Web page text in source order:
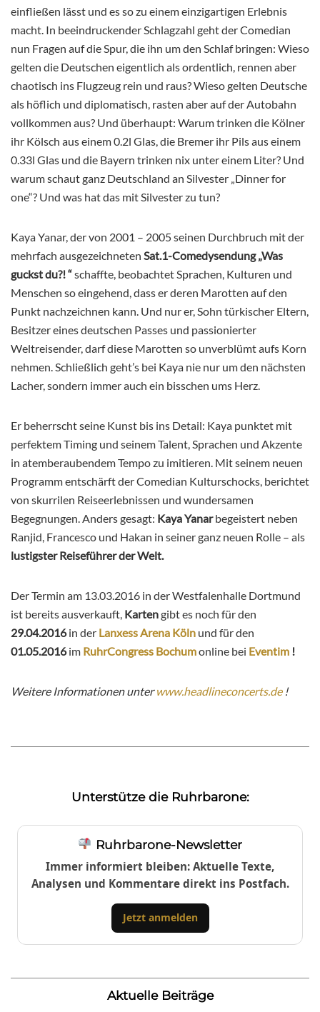
einfließen lässt und es so zu einem einzigartigen Erlebnis
macht. In beeindruckender Schlagzahl geht der Comedian
nun Fragen auf die Spur, die ihn um den Schlaf bringen: Wieso
gelten die Deutschen eigentlich als ordentlich, rennen aber
chaotisch ins Flugzeug rein und raus? Wieso gelten Deutsche
als höflich und diplomatisch, rasten aber auf der Autobahn
vollkommen aus? Und überhaupt: Warum trinken die Kölner
ihr Kölsch aus einem 0.2l Glas, die Bremer ihr Pils aus einem
0.33l Glas und die Bayern trinken nix unter einem Liter? Und
warum schaut ganz Deutschland an Silvester „Dinner for
one“? Und was hat das mit Silvester zu tun?
Kaya Yanar, der von 2001 – 2005 seinen Durchbruch mit der
mehrfach ausgezeichneten Sat.1-Comedysendung „Was
guckst du?! “schaffte, beobachtet Sprachen, Kulturen und
Menschen so eingehend, dass er deren Marotten auf den
Punkt nachzeichnen kann. Und nur er, Sohn türkischer Eltern,
Besitzer eines deutschen Passes und passionierter
Weltreisender, darf diese Marotten so unverblümt aufs Korn
nehmen. Schließlich geht’s bei Kaya nie nur um den nächsten
Lacher, sondern immer auch ein bisschen ums Herz.
Er beherrscht seine Kunst bis ins Detail: Kaya punktet mit
perfektem Timing und seinem Talent, Sprachen und Akzente
in atemberaubendem Tempo zu imitieren. Mit seinem neuen
Programm entschärft der Comedian Kulturschocks, berichtet
von skurrilen Reiseerlebnissen und wundersamen
Begegnungen. Anders gesagt: Kaya Yanarbegeistert neben
Ranjid, Francesco und Hakan in seiner ganz neuen Rolle – als
lustigster Reiseführer der Welt.
Der Termin am 13.03.2016 in der Westfalenhalle Dortmund
ist bereits ausverkauft, Kartengibt es noch für den
29.04.2016in der Lanxess Arena Köln und für den
01.05.2016im RuhrCongress Bochumonline bei Eventim !
Weitere Informationen unterwww.headlineconcerts.de!
Unterstütze die Ruhrbarone:
Ruhrbarone-Newsletter
Immer informiert bleiben: Aktuelle Texte,
Analysen und Kommentare direkt ins Postfach.
Jetzt anmelden
Aktuelle Beiträge